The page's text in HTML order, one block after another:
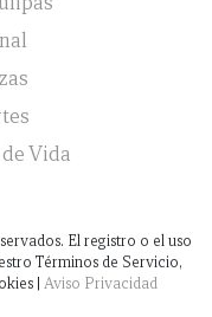
Vida
El registro o el uso
Términos de Servicio,
| Aviso Privacidad